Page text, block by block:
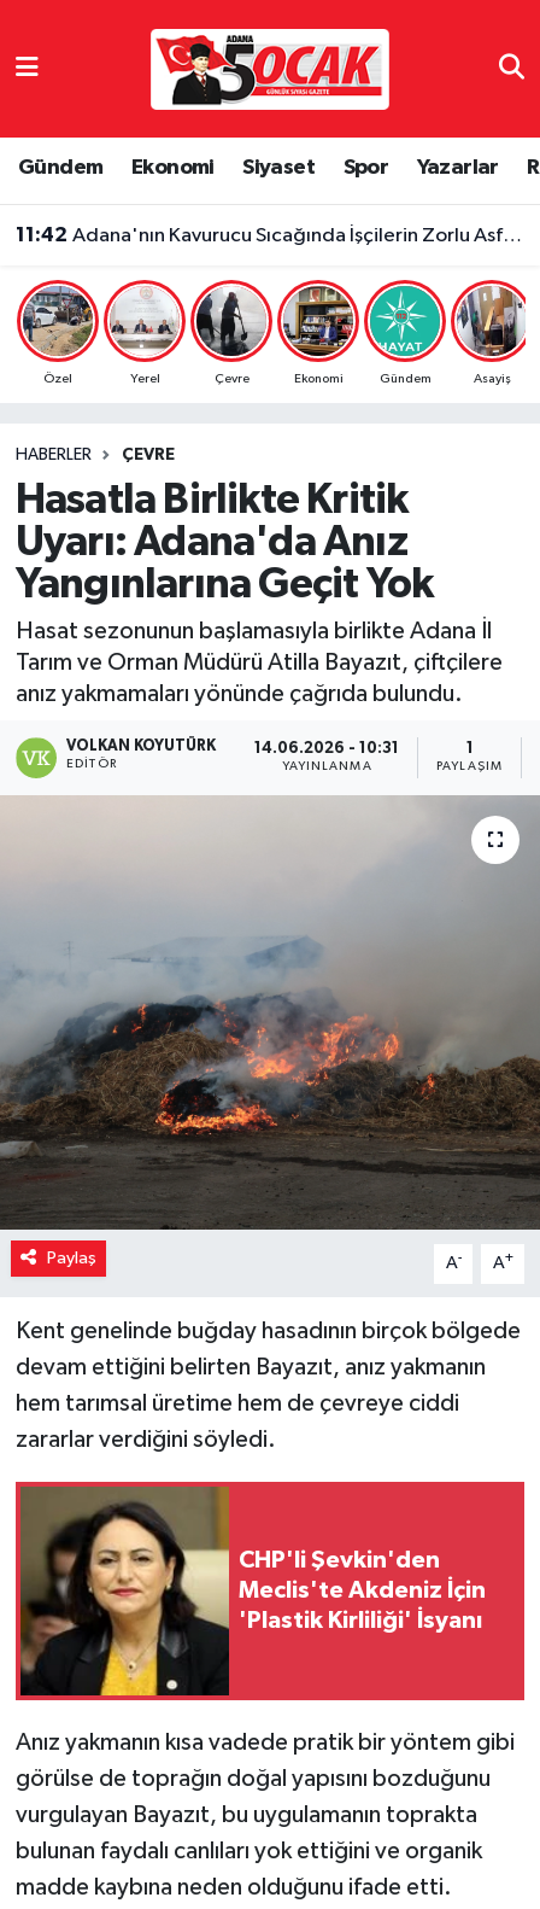
Gündem Ekonomi Siyaset Spor Yazarlar
11:42 Adana'nın Kavurucu Sıcağında İşçilerin Zorlu Asfalt Mesaisi Sürüyor
Özel Yerel Çevre Ekonomi Gündem Asayiş
HABERLER ÇEVRE
Hasatla Birlikte Kritik
Uyarı: Adana'da Anız
Yangınlarına Geçit Yok
Hasat sezonunun başlamasıyla birlikte Adana İl
Tarım ve Orman Müdürü Atilla Bayazıt, çiftçilere
anız yakmamaları yönünde çağrıda bulundu.
VOLKAN KOYUTÜRK
EDITÖR
14.06.2026 - 10:31
YAYINLANMA PAYLAŞIM
Paylaş A- A+
Kent genelinde buğday hasadının birçok bölgede
devam ettiğini belirten Bayazıt, anız yakmanın
hem tarımsal üretime hem de çevreye ciddi
zararlar verdiğini söyledi.
CHP'li Şevkin'den
Meclis'te Akdeniz İçin
'Plastik Kirliliği' İsyanı
Anız yakmanın kısa vadede pratik bir yöntem gibi
görülse de toprağın doğal yapısını bozduğunu
vurgulayan Bayazıt, bu uygulamanın toprakta
bulunan faydalı canlıları yok ettiğini ve organik
madde kaybına neden olduğunu ifade etti.
Dünya
Eğitim
Gündem
Haber Reklam
Magazin
Özel
Resmi İlanlar
Sağlık
Yaşam
Yerel Yönetimler
Yurttan
Adana Nöbetçi Eczaneler
Adana Trafik Yoğunluk Haritası
Süper Lig Puan Durumu ve Fikstür
Son Dakika Haberleri
Haber Arşivi